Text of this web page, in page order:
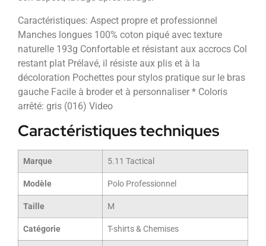
Caractéristiques: Aspect propre et professionnel
Manches longues 100% coton piqué avec texture
naturelle 193g Confortable et résistant aux accrocs Col
restant plat Prélavé, il résiste aux plis et à la
décoloration Pochettes pour stylos pratique sur le bras
gauche Facile à broder et à personnaliser * Coloris
arrêté: gris (016) Video
Caractéristiques techniques
Marque 5.11 Tactical
Modèle Polo Professionnel
Taille M
Catégorie T-shirts & Chemises